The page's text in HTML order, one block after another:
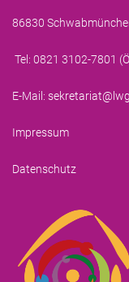
86830
Tel: 0821 3102-7801 (
E-Mail:
Impressum
Datenschutz